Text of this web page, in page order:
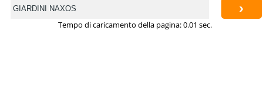
›
Tempo di caricamento della pagina: 0.01 sec.